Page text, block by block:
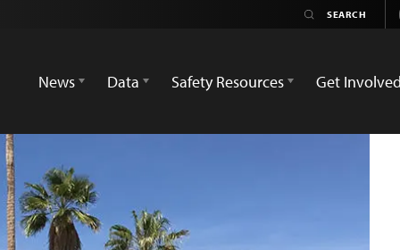
News
Data Safety Resources Get Involved